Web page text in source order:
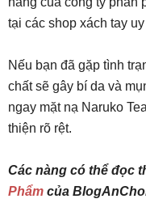
tại các shop xách tay
Nếu bạn đã gặp tình
chất sẽ gây bí da và
ngay mặt nạ Naruko
thiện rõ rệt.
Các nàng có thể đọc
Phẩm của